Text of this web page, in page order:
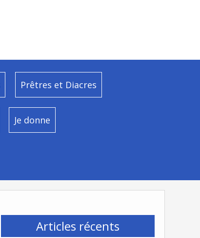
Prêtres et Diacres
Je donne
Articles récents